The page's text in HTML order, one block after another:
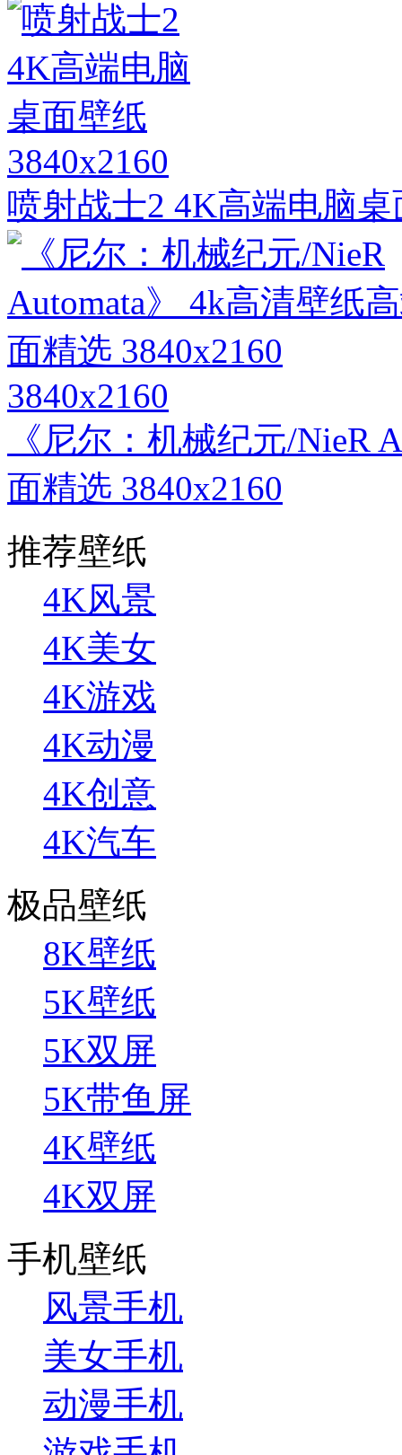
3840x2160
喷射战士2 4K高端电脑
3840x2160
《尼尔：机械纪元/NieR
面精选 3840x2160
推荐壁纸
4K风景
4K美女
4K游戏
4K动漫
4K创意
4K汽车
极品壁纸
8K壁纸
5K壁纸
5K双屏
5K带鱼屏
4K壁纸
4K双屏
手机壁纸
风景手机
美女手机
动漫手机